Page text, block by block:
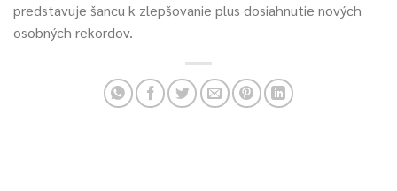
predstavuje šancu k zlepšovanie plus dosiahnutie nových
osobných rekordov.